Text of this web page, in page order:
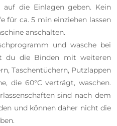
die Einlagen geben. Kein
für ca. 5 min einziehen lassen
anschalten.
und wasche bei
du die Binden mit weiteren
Taschentüchern, Putzlappen
die 60°Cverträgt, waschen.
sind nach dem
und können daher nicht die